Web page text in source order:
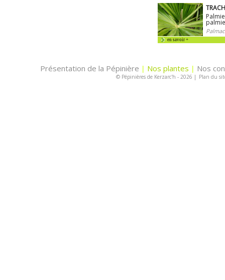
en savoir +
Présentation de la Pépinière | Nos plantes | Nos
© Pépinières de Kerzarc'h - 2026 | Plan du